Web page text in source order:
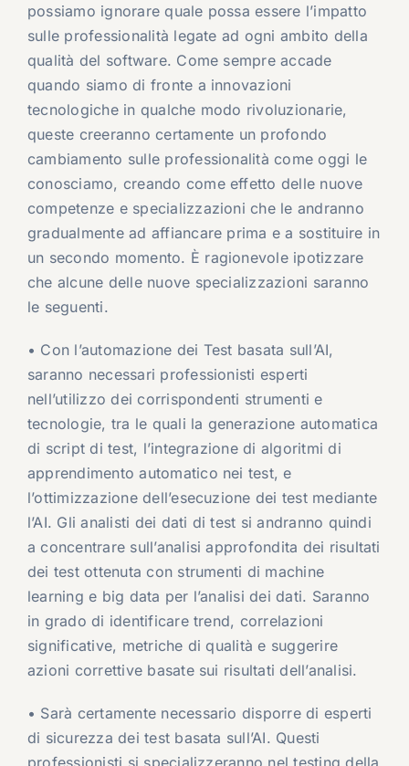
possiamo ignorare quale possa essere l’impatto
sulle professionalità legate ad ogni ambito della
qualità del software. Come sempre accade
quando siamo di fronte a innovazioni
tecnologiche in qualche modo rivoluzionarie,
queste creeranno certamente un profondo
cambiamento sulle professionalità come oggi le
conosciamo, creando come effetto delle nuove
competenze e specializzazioni che le andranno
gradualmente ad affiancare prima e a sostituire in
un secondo momento. È ragionevole ipotizzare
che alcune delle nuove specializzazioni saranno
le seguenti.
• Con l’automazione dei Test basata sull’AI,
saranno necessari professionisti esperti
nell’utilizzo dei corrispondenti strumenti e
tecnologie, tra le quali la generazione automatica
di script di test, l’integrazione di algoritmi di
apprendimento automatico nei test, e
l’ottimizzazione dell’esecuzione dei test mediante
l’AI. Gli analisti dei dati di test si andranno quindi
a concentrare sull’analisi approfondita dei risultati
dei test ottenuta con strumenti di machine
learning e big data per l’analisi dei dati. Saranno
in grado di identificare trend, correlazioni
significative, metriche di qualità e suggerire
azioni correttive basate sui risultati dell’analisi.
• Sarà certamente necessario disporre di esperti
di sicurezza dei test basata sull’AI. Questi
professionisti si specializzeranno nel testing della